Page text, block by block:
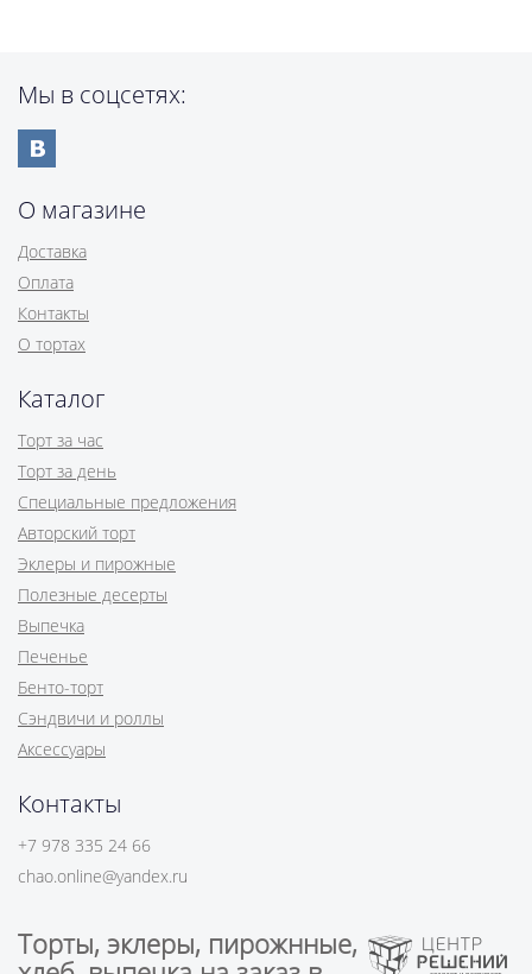
Мы в соцсетях:
О магазине
Доставка
Оплата
Контакты
О тортах
Каталог
Торт за час
Торт за день
Специальные предложения
Авторский торт
Эклеры и пирожные
Полезные десерты
Выпечка
Печенье
Бенто-торт
Сэндвичи и роллы
Аксессуары
Контакты
+7 978 335 24 66
chao.online@yandex.ru
Торты, эклеры, пирожнные,